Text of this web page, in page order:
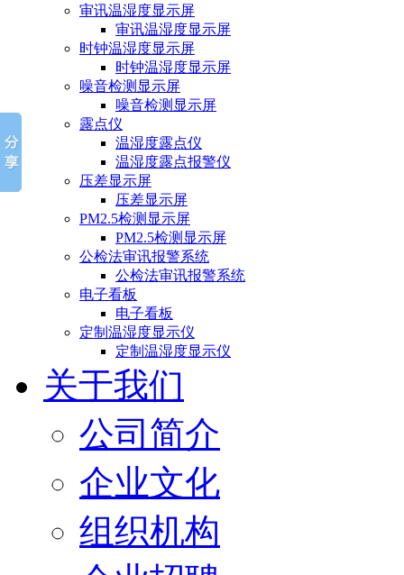
审讯温湿度显示屏
审讯温湿度显示屏
时钟温湿度显示屏
时钟温湿度显示屏
噪音检测显示屏
噪音检测显示屏
露点仪
温湿度露点仪
温湿度露点报警仪
压差显示屏
压差显示屏
PM2.5检测显示屏
PM2.5检测显示屏
公检法审讯报警系统
公检法审讯报警系统
电子看板
电子看板
定制温湿度显示仪
定制温湿度显示仪
关于我们
公司简介
企业文化
组织机构